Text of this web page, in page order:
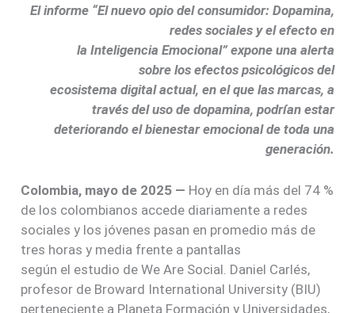
El informe “El nuevo opio del consumidor: Dopamina,
redes sociales y el efecto en
la Inteligencia Emocional” expone una alerta
sobre los efectos psicológicos del
ecosistema digital actual, en el que las marcas, a
través del uso de dopamina, podrían estar
deteriorando el bienestaremocional de toda una
generación.
Colombia, mayo de 2025 — Hoy en día más del 74 %
de los colombianos accede diariamente a redes
sociales y los jóvenes pasan en promedio más de
tres horas y media frente a pantallas
según el estudio de We Are Social. Daniel Carlés,
profesor de Broward International University (BIU)
perteneciente a Planeta Formación y Universidades,